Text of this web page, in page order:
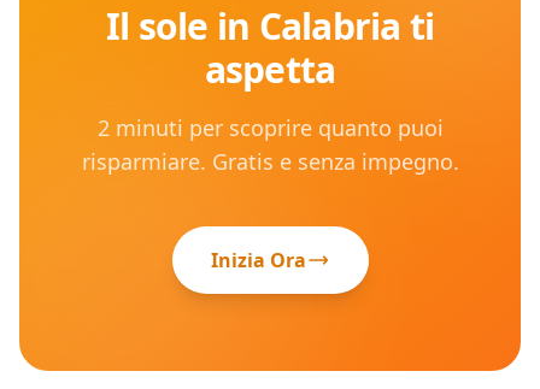
Il sole in Calabria ti
aspetta
2 minuti per scoprire quanto puoi
risparmiare. Gratis e senza impegno.
Inizia Ora